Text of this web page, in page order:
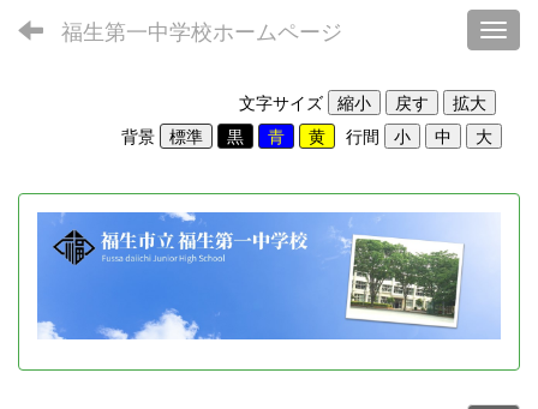
福生第一中学校ホームページ
文字サイズ
背景
行間